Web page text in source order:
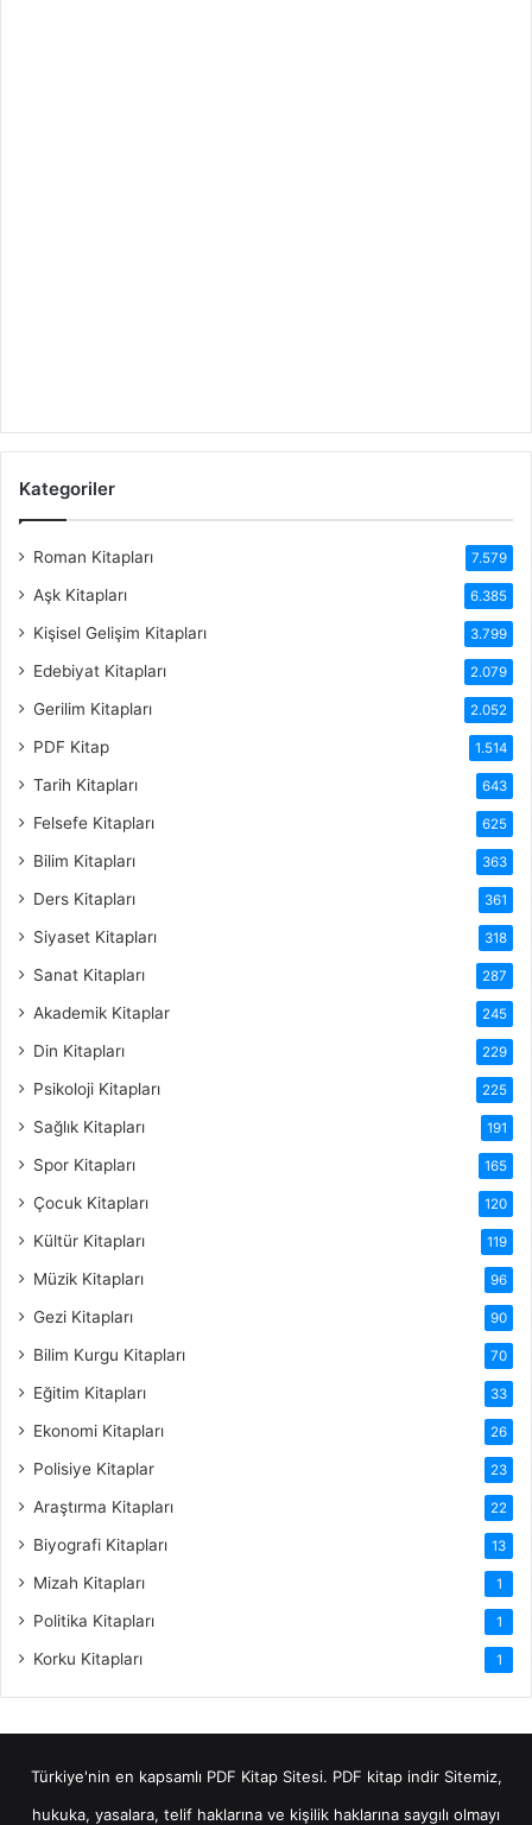
Kategoriler
Roman Kitapları 7.579
Aşk Kitapları 6.385
Kişisel Gelişim Kitapları 3.799
Edebiyat Kitapları 2.079
Gerilim Kitapları 2.052
PDF Kitap 1.514
Tarih Kitapları 643
Felsefe Kitapları 625
Bilim Kitapları 363
Ders Kitapları 361
Siyaset Kitapları 318
Sanat Kitapları 287
Akademik Kitaplar 245
Din Kitapları 229
Psikoloji Kitapları 225
Sağlık Kitapları 191
Spor Kitapları 165
Çocuk Kitapları 120
Kültür Kitapları 119
Müzik Kitapları 96
Gezi Kitapları 90
Bilim Kurgu Kitapları 70
Eğitim Kitapları 33
Ekonomi Kitapları 26
Polisiye Kitaplar 23
Araştırma Kitapları 22
Biyografi Kitapları 13
Mizah Kitapları 1
Politika Kitapları 1
Korku Kitapları 1
Türkiye'nin en kapsamlı PDF Kitap Sitesi. PDF kitap indirSitemiz,
hukuka, yasalara, telif haklarına ve kişilik haklarına saygılı olmayı